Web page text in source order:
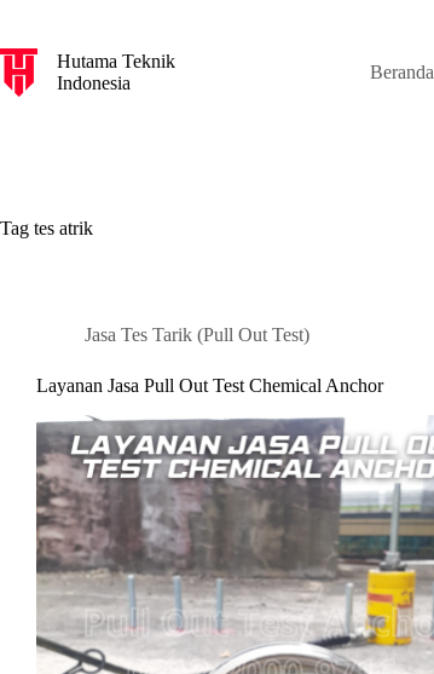
k
i
p
e
Hutama Teknik
Indonesia
Beranda
Tag tes atrik
Jasa Tes Tarik (Pull Out Test)
Layanan Jasa Pull Out Test Chemical Anchor